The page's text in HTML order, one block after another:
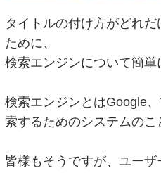
タイトルの付け方がどれ
ために、
検索エンジンについて簡単
検索エンジンとはGoogle
索するためのシステムのこ
皆様もそうですが、ユー